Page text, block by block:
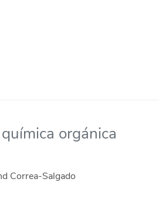
orgánica
Correa-Salgado